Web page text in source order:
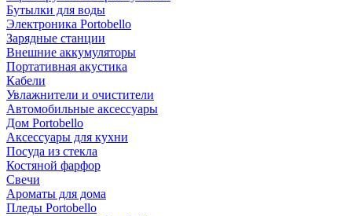
Бутылки для воды
Электроника Portobello
Зарядные станции
Внешние аккумуляторы
Портативная акустика
Кабели
Увлажнители и очистители
Автомобильные аксессуары
Дом Portobello
Аксессуары для кухни
Посуда из стекла
Костяной фарфор
Свечи
Ароматы для дома
Пледы Portobello